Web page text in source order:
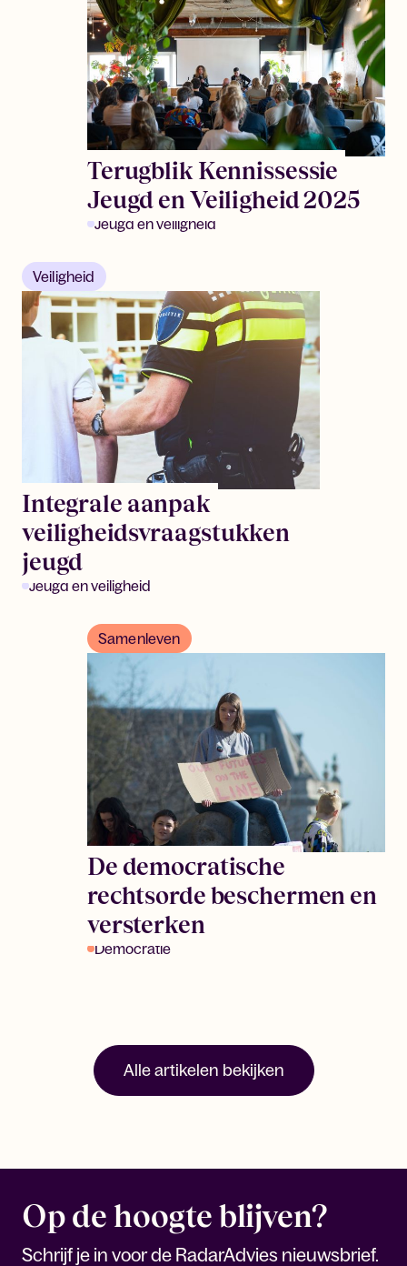
Terugblik Kennissessie
Jeugd en Veiligheid 2025
Jeugd en veiligheid
Veiligheid
Integrale aanpak
veiligheidsvraagstukken
jeugd
Jeugd en veiligheid
Samenleven
De democratische
rechtsorde beschermen en
versterken
Democratie
Alle artikelen bekijken
Op de hoogte blijven?
Schrijf je in voor de RadarAdvies nieuwsbrief.